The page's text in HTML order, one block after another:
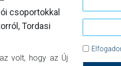
csoportokkal
Tordasi
volt, hogy az Új